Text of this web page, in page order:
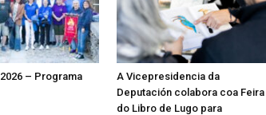
– Programa
A Vicepresidencia da
Deputación colabora coa Feira
do Libro de Lugo para